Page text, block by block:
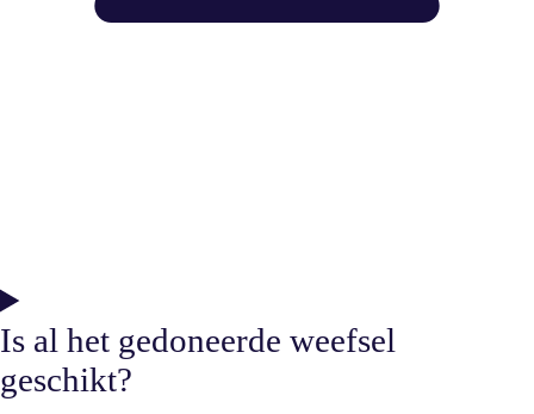
Is al het gedoneerde weefsel
geschikt?